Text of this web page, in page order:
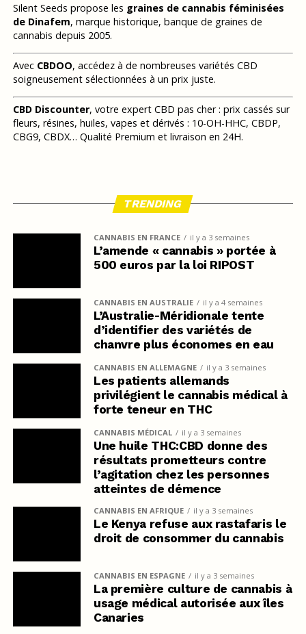
Silent Seeds propose les graines de cannabis féminisées
de Dinafem, marque historique, banque de graines de
cannabis depuis 2005.
Avec CBDOO, accédez à de nombreuses variétés CBD
soigneusement sélectionnées à un prix juste.
CBD Discounter, votre expert CBD pas cher : prix cassés sur
fleurs, résines, huiles, vapes et dérivés : 10-OH-HHC, CBDP,
CBG9, CBDX… Qualité Premium et livraison en 24H.
TRENDING
CANNABIS EN FRANCE il y a 3 semaines
L’amende « cannabis » portée à
500 euros par la loi RIPOST
CANNABIS EN AUSTRALIE il y a 4 semaines
L’Australie-Méridionale tente
d’identifier des variétés de
chanvre plus économes en eau
CANNABIS EN ALLEMAGNE il y a 3 semaines
Les patients allemands
privilégient le cannabis médical à
forte teneur en THC
CANNABIS MÉDICAL il y a 3 semaines
Une huile THC:CBD donne des
résultats prometteurs contre
l’agitation chez les personnes
atteintes de démence
CANNABIS EN AFRIQUE il y a 3 semaines
Le Kenya refuse aux rastafaris le
droit de consommer du cannabis
CANNABIS EN ESPAGNE il y a 3 semaines
La première culture de cannabis à
usage médical autorisée aux îles
Canaries